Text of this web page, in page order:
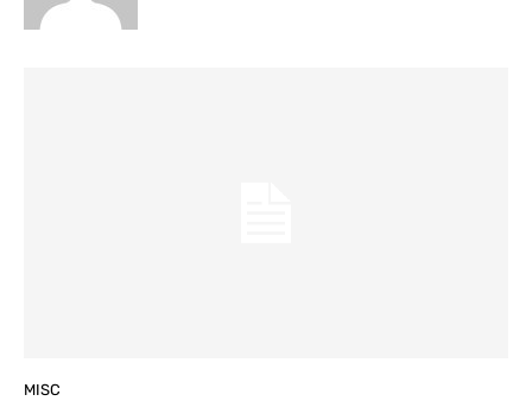
MISC